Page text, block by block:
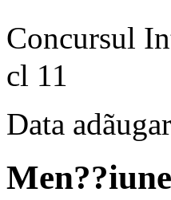
Concursul
cl 11
Data
Men??iune